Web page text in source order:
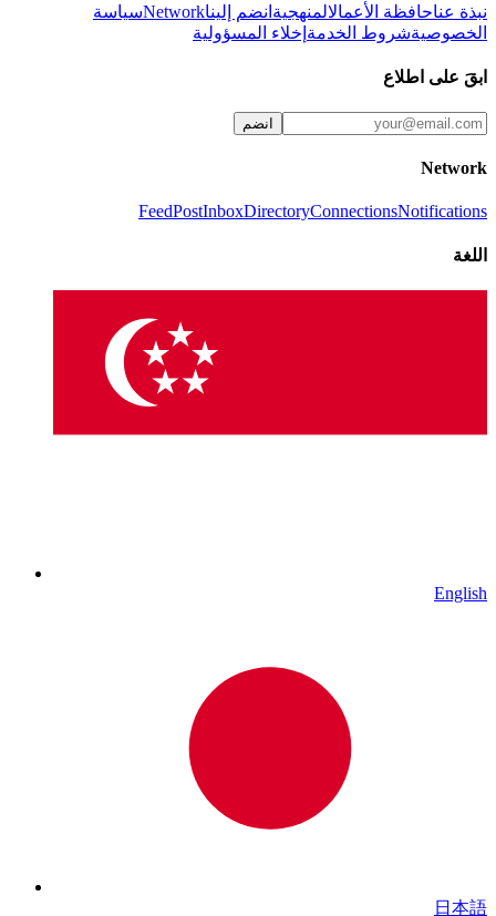
نبذة عناحافظة الأعمالالمنهجية انضم إليناNetworkسياسة
الخصوصيةشروط الخدمة إخلاء المسؤولية
ابقَ على اطلاع
انضم
Network
FeedPostInboxDirectoryConnectionsNotifications
اللغة
English
日本語